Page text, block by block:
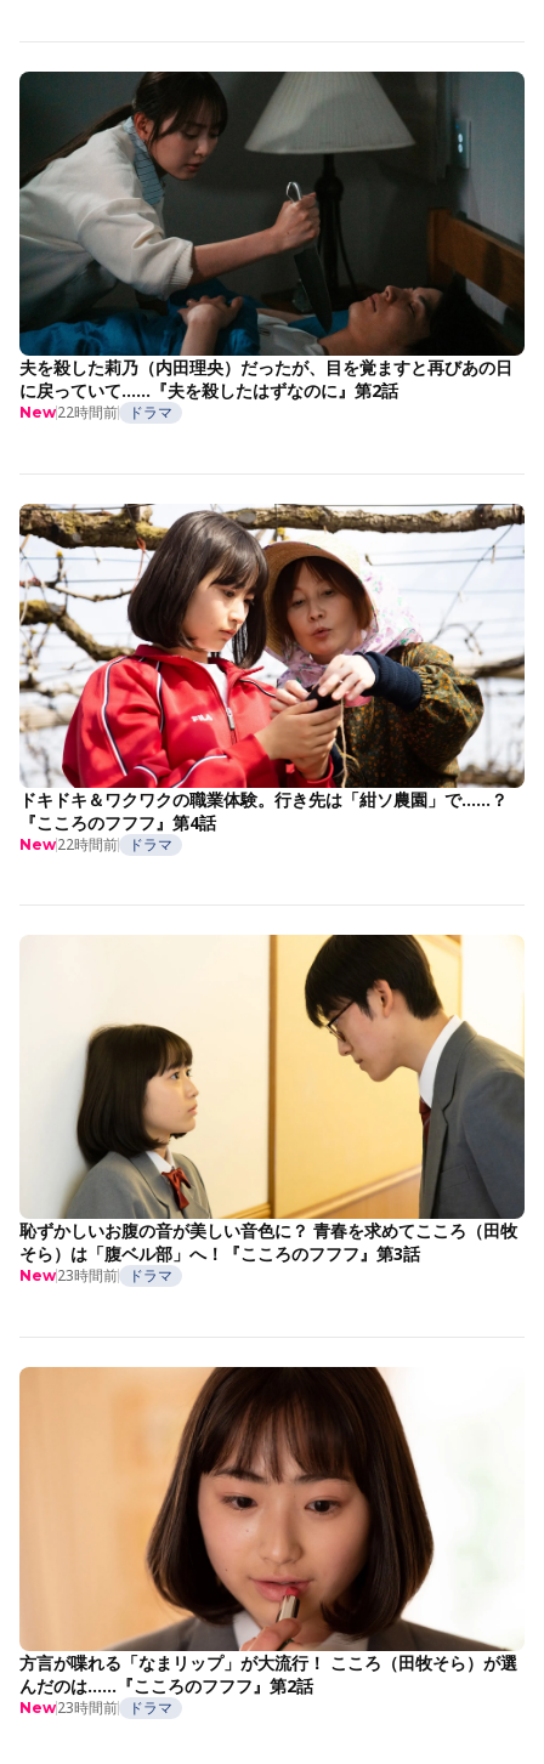
夫を殺した莉乃（内田理央）だったが、目を覚ますと再びあの日
に戻っていて……『夫を殺したはずなのに』第2話
New22時間前 ドラマ
ドキドキ＆ワクワクの職業体験。行き先は「紺ソ農園」で……？
『こころのフフフ』第4話
New22時間前 ドラマ
恥ずかしいお腹の音が美しい音色に？ 青春を求めてこころ（田牧
そら）は「腹ベル部」へ！『こころのフフフ』第3話
New23時間前 ドラマ
方言が喋れる「なまリップ」が大流行！ こころ（田牧そら）が選
んだのは……『こころのフフフ』第2話
New23時間前 ドラマ